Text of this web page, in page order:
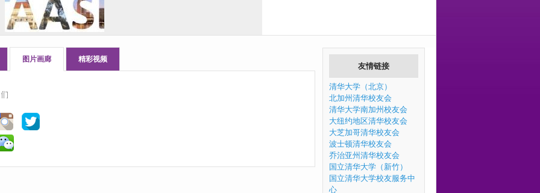
圣地亚哥清华校友会问卷
系列—Los Penasquitos Canyon Preserve远
San Diego清华校友会迎校庆
Mission Bay划船活动通知
San Diego清华校友会迎校庆
Mission Bay划船活动
活动预告：冬季勇士跑步赛
11/19/2017 清华校友会职业规划讲座系列(高
通)--求职与职场新人-文化差异与职业发展
活动预告：清华校友会职业规划
图片画廊 精彩视频
友情链接
清华大学（北京）
北加州清华校友会
清华大学南加州校友会
大纽约地区清华校友会
大芝加哥清华校友会
波士顿清华校友会
乔治亚州清华校友会
国立清华大学（新竹）
国立清华大学校友服务中
心